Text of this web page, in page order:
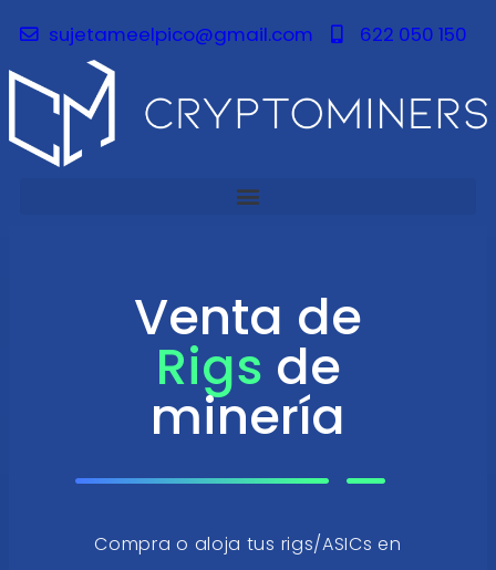
sujetameelpico@gmail.com 622 050 150
Venta de
Rigs de
minería
Compra o aloja tus rigs/ASICs en